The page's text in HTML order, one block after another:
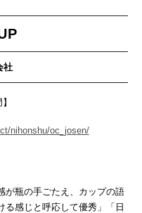
社
nihonshu/oc_josen/
が瓶の手ごたえ、カップの語
る感じと呼応して優秀」「日